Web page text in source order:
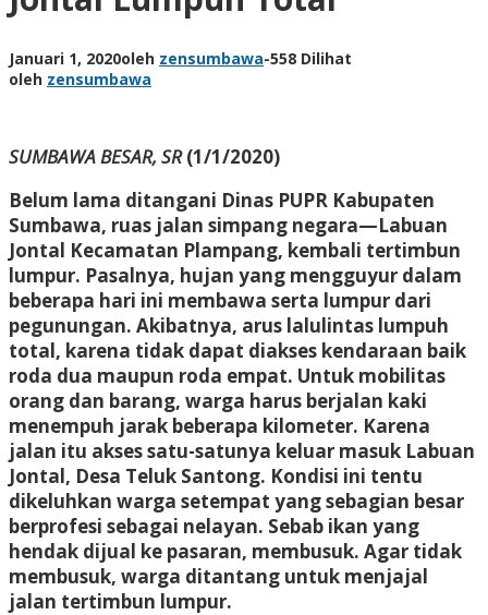
Januari 1, 2020oleh zensumbawa-558 Dilihat
oleh zensumbawa
SUMBAWA BESAR, SR (1/1/2020)
Belum lama ditangani Dinas PUPR Kabupaten
Sumbawa, ruas jalan simpang negara—Labuan
Jontal Kecamatan Plampang, kembali tertimbun
lumpur. Pasalnya, hujan yang mengguyur dalam
beberapa hari ini membawa serta lumpur dari
pegunungan. Akibatnya, arus lalulintas lumpuh
total, karena tidak dapat diakses kendaraan baik
roda dua maupun roda empat. Untuk mobilitas
orang dan barang, warga harus berjalan kaki
menempuh jarak beberapa kilometer. Karena
jalan itu akses satu-satunya keluar masuk Labuan
Jontal, Desa Teluk Santong. Kondisi ini tentu
dikeluhkan warga setempat yang sebagian besar
berprofesi sebagai nelayan. Sebab ikan yang
hendak dijual ke pasaran, membusuk. Agar tidak
membusuk, warga ditantang untuk menjajal
jalan tertimbun lumpur.